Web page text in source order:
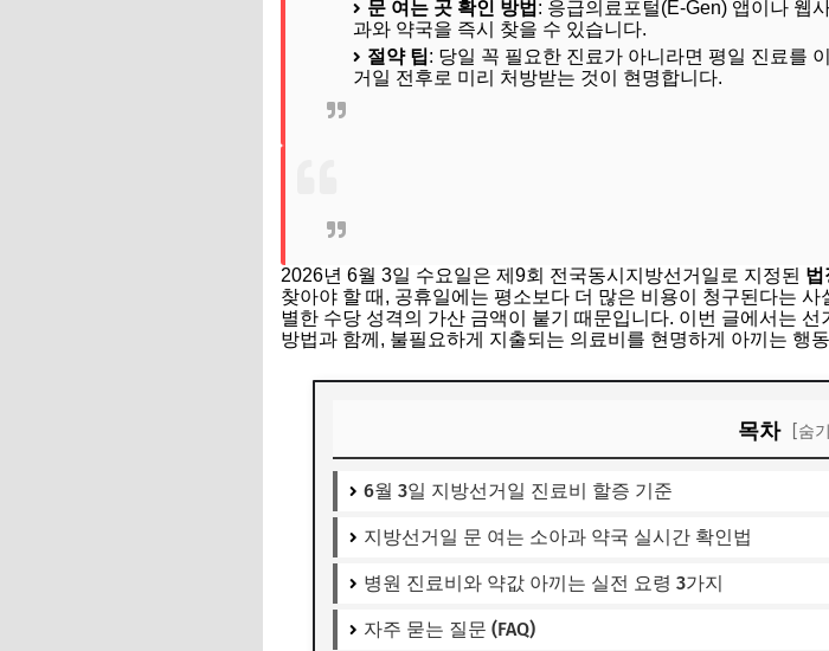
문 여는 곳 확인 방법 : 응급의료포털(E-Gen) 앱이나 웹
과와 약국을 즉시 찾을 수 있습니다.
절약 팁: 당일 꼭 필요한 진료가 아니라면 평일 진료를
거일 전후로 미리 처방받는 것이 현명합니다.
2026년 6월 3일 수요일은 제9회 전국동시지방선거일로 지정된 법
찾아야 할 때, 공휴일에는 평소보다 더 많은 비용이 청구된다는
별한 수당 성격의 가산 금액이 붙기 때문입니다. 이번 글에서는
방법과 함께, 불필요하게 지출되는 의료비를 현명하게 아끼는 행
목차 [숨
6월 3일 지방선거일 진료비 할증 기준
지방선거일 문 여는 소아과 약국 실시간 확인법
병원 진료비와 약값 아끼는 실전 요령 3가지
자주 묻는 질문 (FAQ)